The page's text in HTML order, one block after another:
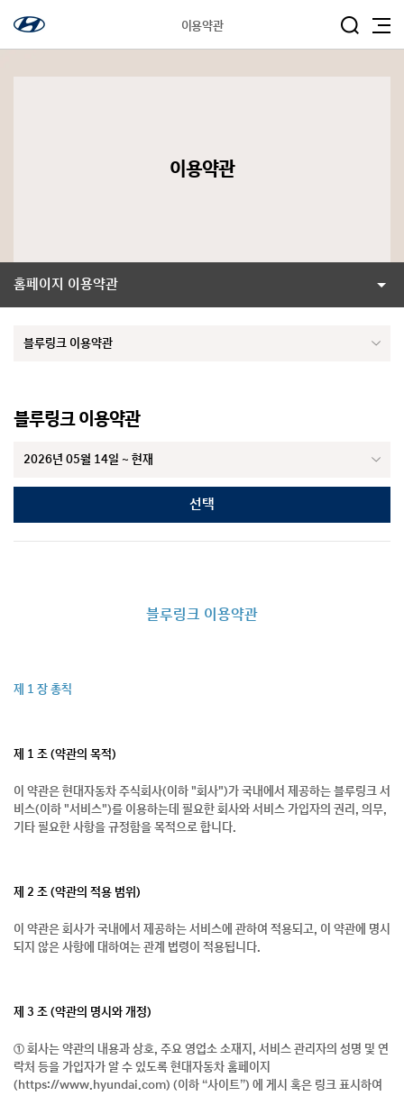
이용약관
이용약관
홈페이지 이용약관
블루링크 이용약관
선택
블루링크 이용약관
제 1 장 총칙
제 1 조 (약관의 목적)
이 약관은 현대자동차 주식회사(이하 "회사")가 국내에서 제공하는 블루링크 서
비스(이하 "서비스")를 이용하는데 필요한 회사와 서비스 가입자의 권리, 의무,
기타 필요한 사항을 규정함을 목적으로 합니다.
제 2 조 (약관의 적용 범위)
이 약관은 회사가 국내에서 제공하는 서비스에 관하여 적용되고, 이 약관에 명시
되지 않은 사항에 대하여는 관계 법령이 적용됩니다.
제 3 조 (약관의 명시와 개정)
① 회사는 약관의 내용과 상호, 주요 영업소 소재지, 서비스 관리자의 성명 및 연
락처 등을 가입자가 알 수 있도록 현대자동차 홈페이지
(https://www.hyundai.com) (이하 “사이트”) 에 게시 혹은 링크 표시하여